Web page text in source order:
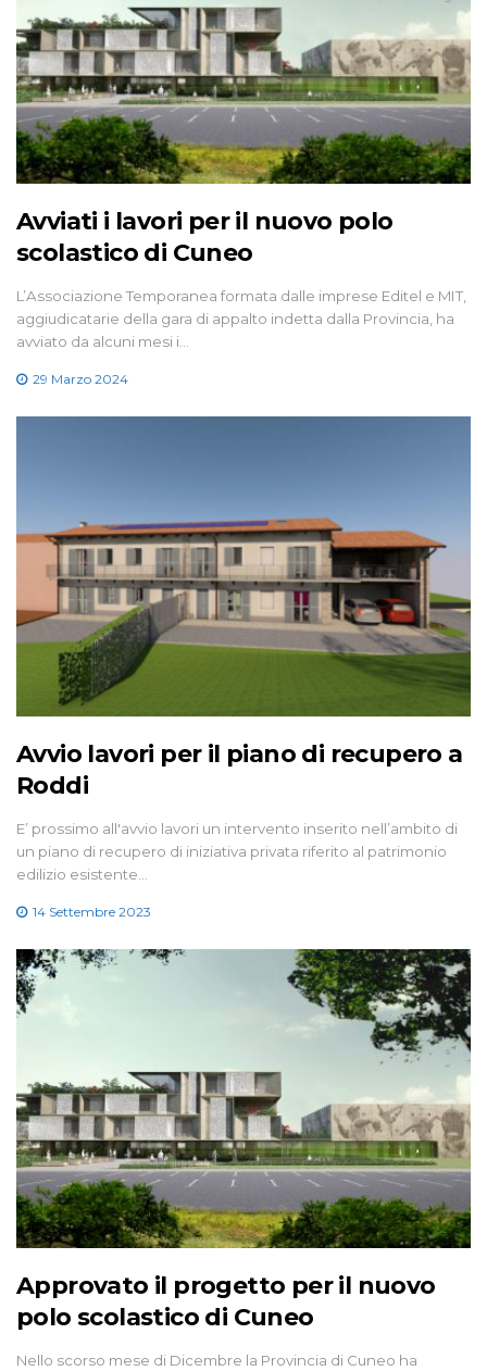
Avviati i lavori per il nuovo polo
scolastico di Cuneo
L’Associazione Temporanea formata dalle imprese Editel e MIT,
aggiudicatarie della gara di appalto indetta dalla Provincia, ha
avviato da alcuni mesi i…
29 Marzo 2024
Avvio lavori per il piano di recupero a
Roddi
E’ prossimo all'avvio lavori un intervento inserito nell’ambito di
un piano di recupero di iniziativa privata riferito al patrimonio
edilizio esistente…
14 Settembre 2023
Approvato il progetto per il nuovo
polo scolastico di Cuneo
Nello scorso mese di Dicembre la Provincia di Cuneo ha